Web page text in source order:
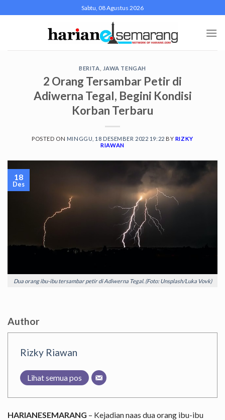
to
Sabtu, 08 Agustus 2026
BERITA JAWA TENGAH
2 Orang Tersambar Petir di
Adiwerna Tegal, Begini Kondisi
Korban Terbaru
POSTED ON MINGGU, 18 DESEMBER 2022 19:22 BY RIZKY
RIAWAN
Dua orang ibu-ibu tersambar petir di Adiwerna Tegal. (Foto: Unsplash/Luka Vovk)
18
Des
Author
Rizky Riawan
Lihat semua pos
HARIANESEMARANG – Kejadian naas dua orang ibu-ibu